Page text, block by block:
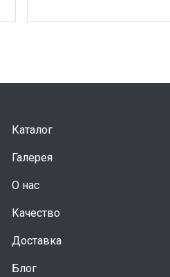
Каталог
Галерея
О нас
Качество
Доставка
Блог